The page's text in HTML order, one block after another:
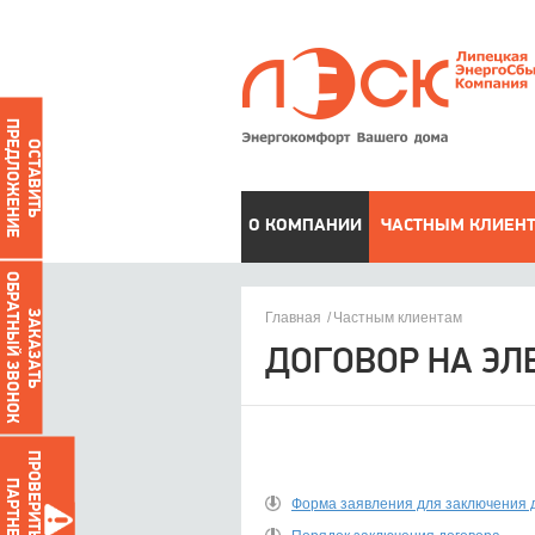
О КОМПАНИИ ЧАСТНЫМ
Главная Частным клиентам
ДОГОВОР НА
Форма заявления для заключения
ОСТАВИТЬ
ПРЕДЛОЖЕНИЕ
ЗАКАЗАТЬ
ОБРАТНЫЙ ЗВОНОК